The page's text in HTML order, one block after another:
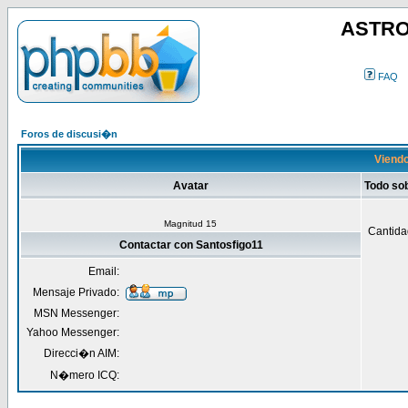
FAQ
Foros de discusi�n
Avatar Todo
Magnitud 15
Contactar con Santosfigo11
Email:
Mensaje Privado:
MSN Messenger:
Yahoo Messenger:
Direcci�n AIM:
N�mero ICQ: